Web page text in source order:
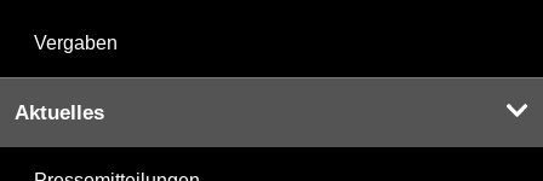
Vergaben
Aktuelles